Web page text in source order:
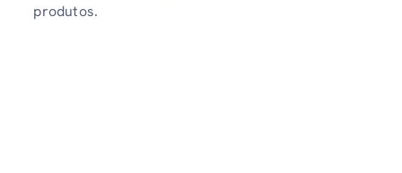
produtos.